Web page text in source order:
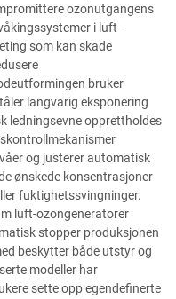
ozonutgangens
i luft-
som kan skade
bruker
langvarig eksponering
ledningsevne opprettholdes
og justerer automatisk
ønskede konsentrasjoner
fuktighetssvingninger.
luft-ozongeneratorer
stopper produksjonen
beskytter både utstyr og
modeller har
sette opp egendefinerte